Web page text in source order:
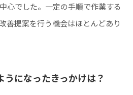
心でした。一定の手順で作業する
善提案を行う機会はほとんどあり
うになったきっかけは？